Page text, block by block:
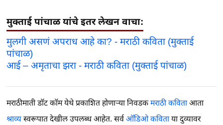
मुक्ताई पांचाळ यांचे इतर लेखन वाचा:
मुलगी असणं अपराध आहे का? - मराठी कविता (मुक्ताई
पांचाळ)
आई – अमृताचा झरा - मराठी कविता (मुक्ताई पांचाळ)
मराठीमाती डॉट कॉम येथे प्रकाशित होणाऱ्या निवडकमराठी कविताआता
श्राव्य स्वरूपात देखील उपलब्ध आहेत. सर्वऑडिओ कविताया दुव्यावर